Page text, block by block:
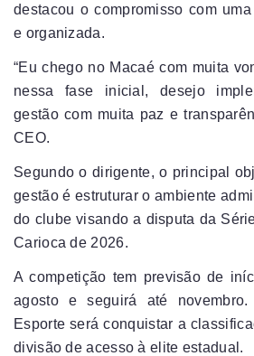
destacou o compromisso com
e organizada.
“Eu chego no Macaé com muita
nessa fase inicial, desejo
gestão com muita paz e
CEO.
Segundo o dirigente, o principal
gestão é estruturar o ambiente
do clube visando a disputa da
Carioca de 2026.
A competição tem previsão de
agosto e seguirá até
Esporte será conquistar a
divisão de acesso à elite estadual.